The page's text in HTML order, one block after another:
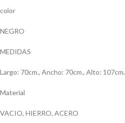
color
NEGRO
MEDIDAS
Largo: 70cm., Ancho: 70cm., Alto: 107cm.
Material
VACIO, HIERRO, ACERO